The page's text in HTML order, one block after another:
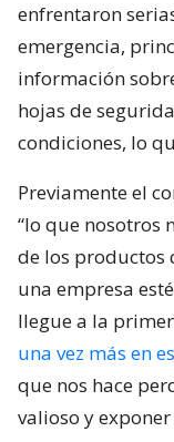
enfrentaron
emergencia,
información
hojas de
condiciones, lo
Previamente el
“lo que nosotros
de los productos
una empresa
llegue a la
una vez más en
que nos hace
valioso y